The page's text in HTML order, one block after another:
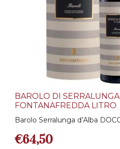
BAROLO DI SERRALUNGA
FONTANAFREDDA LITRO
Barolo Serralunga d’Alba
€64,50